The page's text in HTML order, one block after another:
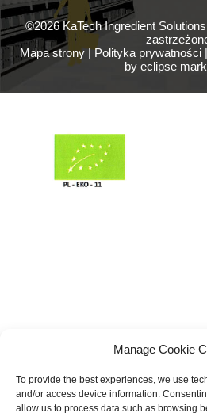
Manage Cookie
To provide the best experiences, we use
and/or access device information.
allow us to process data such as browsing
©2026 KaTech Ingredient
Mapa strony|Polityka prywatności|
by eclipse